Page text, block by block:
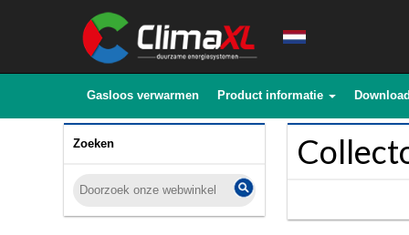
Gasloos verwarmen Product informatie
Zoeken